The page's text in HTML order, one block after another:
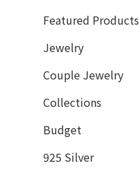
Featured Products
Jewelry
Couple Jewelry
Collections
Budget
925 Silver